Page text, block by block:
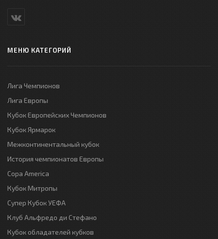
МЕНЮ КАТЕГОРИЙ
Лига Чемпионов
Лига Европы
Кубок Европейских Чемпионов
Кубок Ярмарок
Межконтинентальный кубок
История чемпионатов Европы
Copa America
Кубок Митропы
Супер Кубок УЕФА
Клуб Альфредо ди Стефано
Кубок обладателей кубков